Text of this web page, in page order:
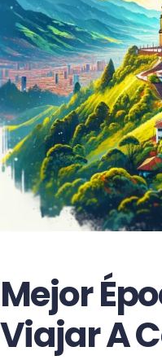
Mejor
Viajar A